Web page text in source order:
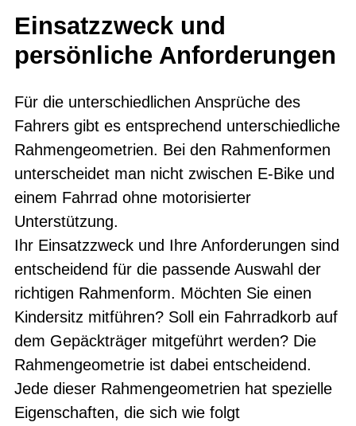
Einsatzzweck und
persönliche Anforderungen
Für die unterschiedlichen Ansprüche des
Fahrers gibt es entsprechend unterschiedliche
Rahmengeometrien. Bei den Rahmenformen
unterscheidet man nicht zwischen E-Bike und
einem Fahrrad ohne motorisierter
Unterstützung.
Ihr Einsatzzweck und Ihre Anforderungen sind
entscheidend für die passende Auswahl der
richtigen Rahmenform. Möchten Sie einen
Kindersitz mitführen? Soll ein Fahrradkorb auf
dem Gepäckträger mitgeführt werden? Die
Rahmengeometrie ist dabei entscheidend.
Jede dieser Rahmengeometrien hat spezielle
Eigenschaften, die sich wie folgt